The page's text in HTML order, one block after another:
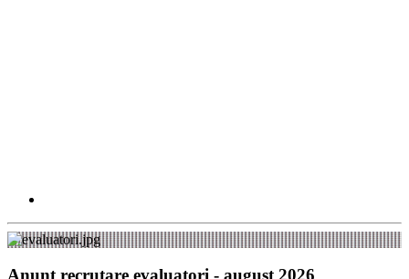
Anunț recrutare evaluatori - august 2026